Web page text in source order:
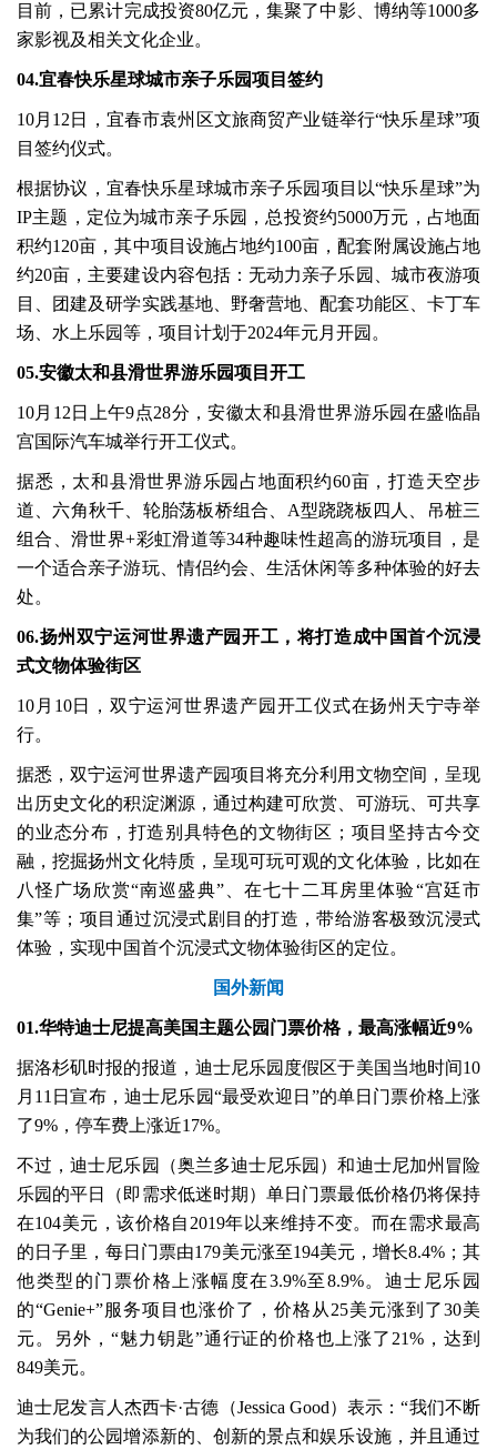
目前，已累计完成投资80亿元，集聚了中影、博纳等1000多
家影视及相关文化企业。
04.宜春快乐星球城市亲子乐园项目签约
10月12日，宜春市袁州区文旅商贸产业链举行“快乐星球”项
目签约仪式。
根据协议，宜春快乐星球城市亲子乐园项目以“快乐星球”为
IP主题，定位为城市亲子乐园，总投资约5000万元，占地面
积约120亩，其中项目设施占地约100亩，配套附属设施占地
约20亩，主要建设内容包括：无动力亲子乐园、城市夜游项
目、团建及研学实践基地、野奢营地、配套功能区、卡丁车
场、水上乐园等，项目计划于2024年元月开园。
05.安徽太和县滑世界游乐园项目开工
10月12日上午9点28分，安徽太和县滑世界游乐园在盛临晶
宫国际汽车城举行开工仪式。
据悉，太和县滑世界游乐园占地面积约60亩，打造天空步
道、六角秋千、轮胎荡板桥组合、A型跷跷板四人、吊桩三
组合、滑世界+彩虹滑道等34种趣味性超高的游玩项目，是
一个适合亲子游玩、情侣约会、生活休闲等多种体验的好去
处。
06.扬州双宁运河世界遗产园开工，将打造成中国首个沉浸
式文物体验街区
10月10日，双宁运河世界遗产园开工仪式在扬州天宁寺举
行。
据悉，双宁运河世界遗产园项目将充分利用文物空间，呈现
出历史文化的积淀渊源，通过构建可欣赏、可游玩、可共享
的业态分布，打造别具特色的文物街区；项目坚持古今交
融，挖掘扬州文化特质，呈现可玩可观的文化体验，比如在
八怪广场欣赏“南巡盛典”、在七十二耳房里体验“宫廷市
集”等；项目通过沉浸式剧目的打造，带给游客极致沉浸式
体验，实现中国首个沉浸式文物体验街区的定位。
国外新闻
01.华特迪士尼提高美国主题公园门票价格，最高涨幅近9%
据洛杉矶时报的报道，迪士尼乐园度假区于美国当地时间10
月11日宣布，迪士尼乐园“最受欢迎日”的单日门票价格上涨
了9%，停车费上涨近17%。
不过，迪士尼乐园（奥兰多迪士尼乐园）和迪士尼加州冒险
乐园的平日（即需求低迷时期）单日门票最低价格仍将保持
在104美元，该价格自2019年以来维持不变。而在需求最高
的日子里，每日门票由179美元涨至194美元，增长8.4%；其
他类型的门票价格上涨幅度在3.9%至8.9%。迪士尼乐园
的“Genie+”服务项目也涨价了，价格从25美元涨到了30美
元。另外，“魅力钥匙”通行证的价格也上涨了21%，达到
849美元。
迪士尼发言人杰西卡·古德（Jessica Good）表示：“我们不断
为我们的公园增添新的、创新的景点和娱乐设施，并且通过